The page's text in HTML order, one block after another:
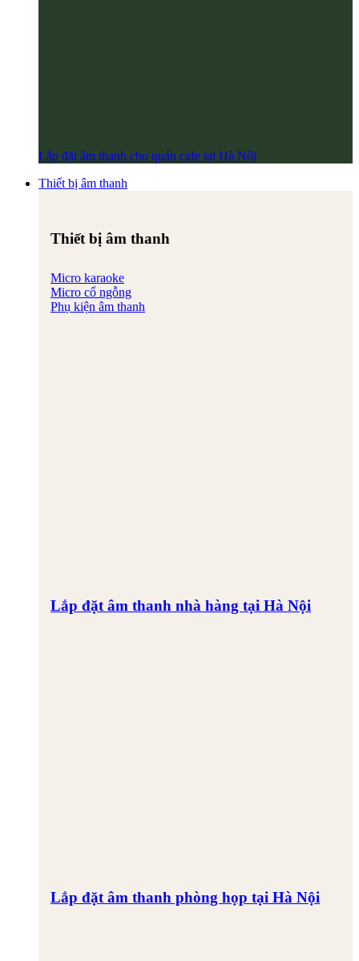
Lắp đặt âm thanh cho quán cafe tại Hà Nội
Thiết bị âm thanh
Thiết bị âm thanh
Micro karaoke
Micro cổ ngỗng
Phụ kiện âm thanh
Lắp đặt âm thanh nhà hàng tại Hà Nội
Lắp đặt âm thanh phòng họp tại Hà Nội